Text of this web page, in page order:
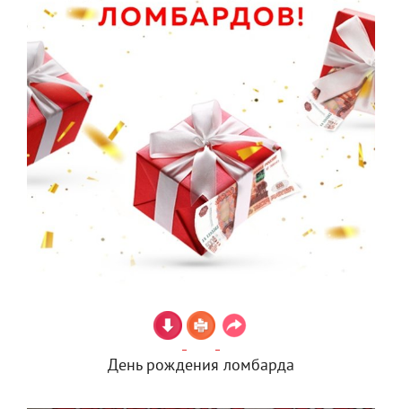
День рождения ломбарда